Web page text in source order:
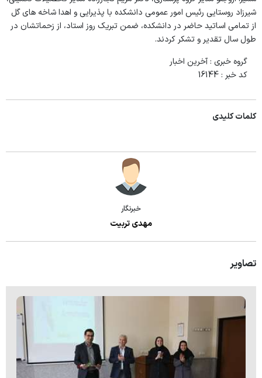
پرستاری
مامایی
فوریتهای پزشکی
اساتید
دانشجویان
نظر سنجی از گروه ها
کتابخانه دانشکده
رئیس کتابخانه
کارشناس کتابخانه
اطلاعات پرسنلی دانشکده
فرم نظر سنجی کارکنان
امور رفاهی
صندوق قرض الحسنه
چاپ و تکثیر
شیرزاد روستایی رئیس امور عمومی دانشکده با پذیرایی و اهدا شاخه های گل
از تمامی اساتید حاضر در دانشکده، ضمن تبریک روز استاد، از زحماتشان در
طول سال تقدیر و تشکر کردند.
گروه خبری : آخرین اخبار
کد خبر : 16144
کلمات کلیدی
خبرنگار
مهدی تربیت
تصاویر